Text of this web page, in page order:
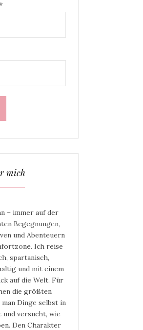
mich
– immer auf der
Begegnungen,
und Abenteuern
Ich reise
spartanisch,
und mit einem
auf die Welt. Für
die größten
Dinge selbst in
und versucht, wie
Den Charakter